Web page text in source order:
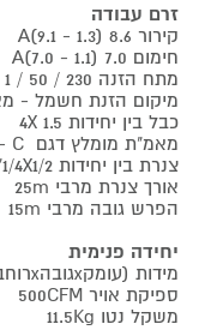
זרם עבודה
קירור 8.6 (1.3 - 9.1)A
חימום 7.0 (1.1 - 7.0)A
מתח הזנה V/Hz/Ph 1 / 50 / 230
מיקום הזנת חשמל -
כבל בין יחידות mm2 4X 1.5
מאמ"ת מומלץ דגם 16A - C
צנרת בין יחידות Inch "1/4X1/2
אורך צנרת מרבי 25m
הפרש גובה מרבי 15m
יחידה
מידות (עומקxגובהxרוחב) mm 952 x 310 x 227
ספיקת אויר 500CFM
משקל נטו 11.5Kg